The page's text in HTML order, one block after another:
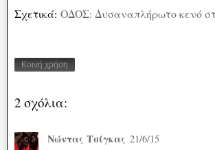
Σχετικά: ΟΔΟΣ: Δυσαναπλήρωτο κενό
Κοινή χρήση
2 σχόλια:
Νώντας Τσίγκας 21/6/15